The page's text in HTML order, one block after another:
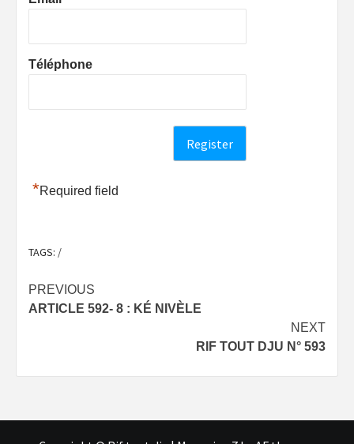
Téléphone
*Required field
TAGS: /
Post
navigation
PREVIOUS
ARTICLE 592- 8 : KÉ NIVÈLE
NEXT
RIF TOUT DJU N° 593